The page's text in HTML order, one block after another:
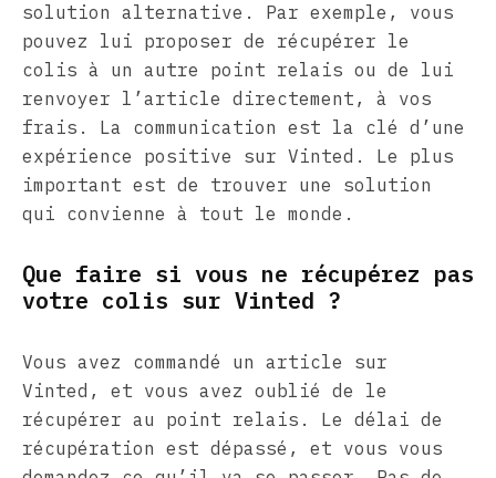
solution alternative. Par exemple, vous
pouvez lui proposer de récupérer le
colis à un autre point relais ou de lui
renvoyer l’article directement, à vos
frais. La communication est la clé d’une
expérience positive sur Vinted. Le plus
important est de trouver une solution
qui convienne à tout le monde.
Que faire si vous ne récupérez pas
votre colis sur Vinted ?
Vous avez commandé un article sur
Vinted, et vous avez oublié de le
récupérer au point relais. Le délai de
récupération est dépassé, et vous vous